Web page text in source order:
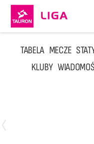
TABELA MECZE
KLUBY